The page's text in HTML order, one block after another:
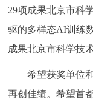
ITALIANO
29项成果北京市科
驱的多样态AI训练
成果北京市科学技
希望获奖单位和
再创佳绩。希望首